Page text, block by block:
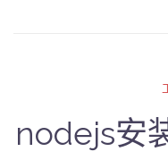
nodejs安